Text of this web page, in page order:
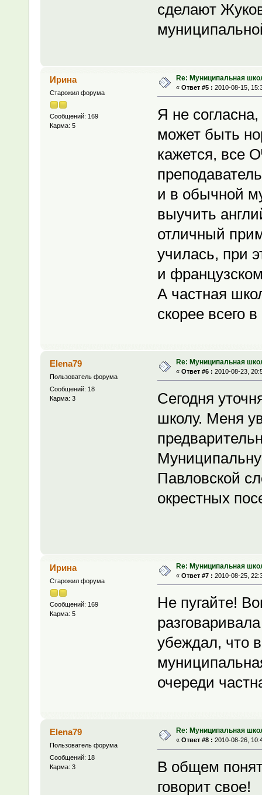
сделают
Ирина
Старожил форума
Сообщений: 169
Карма: 5
Re: Муниципальная
« Ответ #5 : 2010-08-15,
Я не
может быть
кажется, все
и в обычной
выучить
отличный
училась, при
и
А частная
скорее всего
Elena79
Пользователь форума
Сообщений: 18
Карма: 3
Re: Муниципальная
« Ответ #6 : 2010-08-23,
Сегодня
школу. Меня
Павловской
окрестных
Ирина
Старожил форума
Сообщений: 169
Карма: 5
Re: Муниципальная
« Ответ #7 : 2010-08-25,
Не пугайте!
убеждал, что
очереди
Elena79
Пользователь форума
Сообщений: 18
Карма: 3
Re: Муниципальная
« Ответ #8 : 2010-08-26,
В общем
говорит свое!